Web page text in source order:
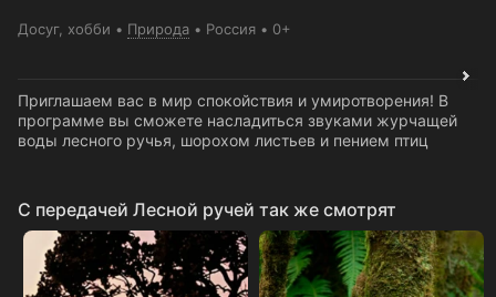
Досуг, хобби Природа Россия 0+
Приглашаем вас в мир спокойствия и умиротворения! В
программе вы сможете насладиться звуками журчащей
воды лесного ручья, шорохом листьев и пением птиц
C передачей Лесной ручей так же смотрят